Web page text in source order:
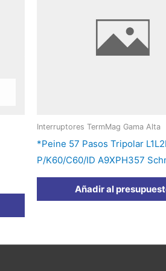
Interruptores TermMag Gama Alta
*Peine 57 Pasos Tripolar
P/K60/C60/ID A9XPH357
Añadir al